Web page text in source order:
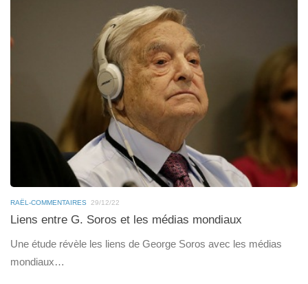
RAËL-COMMENTAIRES 29/12/22
Liens entre G. Soros et les médias mondiaux
Une étude révèle les liens de George Soros avec les médias
mondiaux…